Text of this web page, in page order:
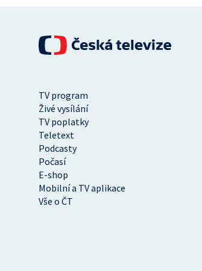
TV program
Živé vysílání
TV poplatky
Teletext
Podcasty
Počasí
E-shop
Mobilní a TV aplikace
Vše o ČT